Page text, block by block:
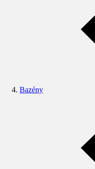
Bazény